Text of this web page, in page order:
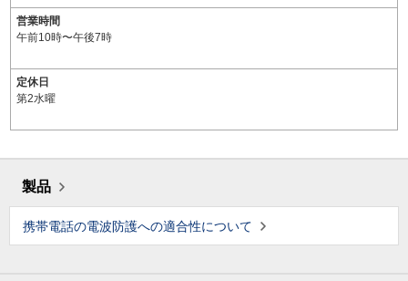
営業時間
午前10時〜午後7時
定休日
第2水曜
製品
携帯電話の電波防護への適合性について